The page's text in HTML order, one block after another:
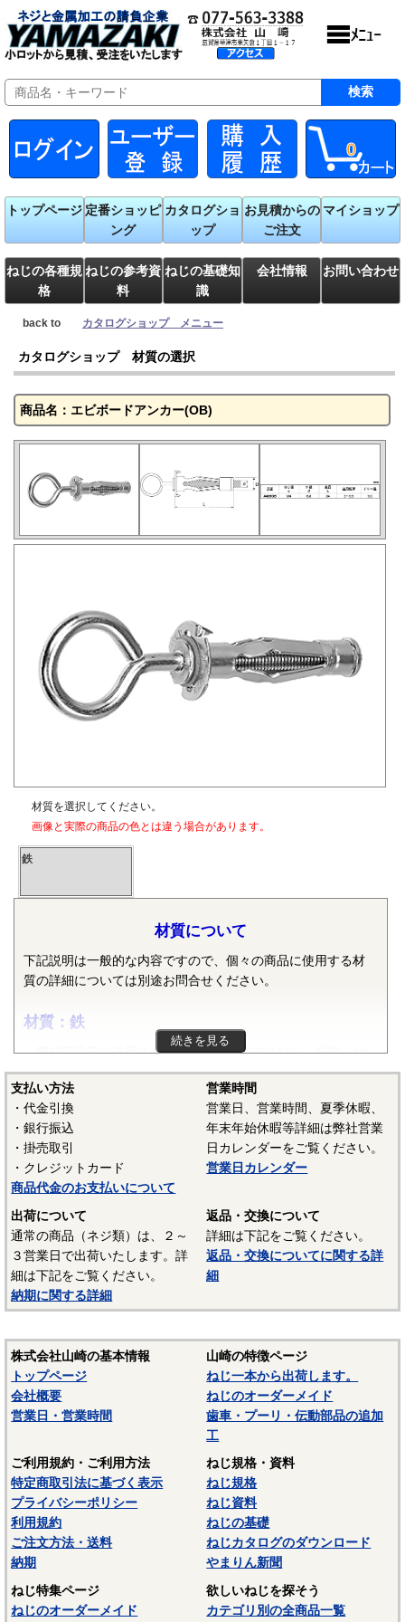
0
トップページ 定番ショッピ
ング
カタログショ
ップ
お見積からの
ご注文
マイショップ
ねじの各種規
格
ねじの参考資
料
ねじの基礎知
識
会社情報 お問い合わせ
back to カタログショップ メニュー
カタログショップ 材質の選択
商品名：エビボードアンカー(OB)
材質を選択してください。
画像と実際の商品の色とは違う場合があります。
鉄
材質について
下記説明は一般的な内容ですので、個々の商品に使用する材
質の詳細については別途お問合せください。
材質：鉄
機械部品等に使用される鉄は純粋な鉄ではなく、炭素・ケ
イ素・マンガン・リン・硫黄等の元素が含まれた普通鋼や普
通鋼に特殊な元素が加えられた特殊鋼が使用されます。ボル
ト、小ねじ、タッピンねじ、ナット、リベット等では冷間圧
造用炭素鋼線（SWCH）がよく使用されます。平座金等は冷
間圧延鋼板（SPCC）等、ばね座金等は硬鋼線（SWRH）等、
スプリングピンや歯付き座金等はみがき特殊帯鋼（S60CM～
S70CM）等でメーカーや製品毎で様々な材質が使用されてい
ます。当サイトでは特定の材質表記がない場合は、これらの
鉄鋼材料を一般名称の「鉄」と表記しています。
－－－－－－－－－－－－－－－
☆ねじに使用される材料については下記ページにも掲載して
います。ご参照ください。
〇鉄鋼材料
〇ステンレス材料
続きを見る
支払い方法
・代金引換
・銀行振込
・掛売取引
・クレジットカード
商品代金のお支払いについて
営業時間
営業日、営業時間、夏季休暇、
年末年始休暇等詳細は弊社営業
日カレンダーをご覧ください。
営業日カレンダー
出荷について
通常の商品（ネジ類）は、２～
３営業日で出荷いたします。詳
細は下記をご覧ください。
納期に関する詳細
返品・交換について
詳細は下記をご覧ください。
返品・交換についてに関する詳
細
株式会社山崎の基本情報
トップページ
会社概要
営業日・営業時間
山崎の特徴ページ
ねじ一本から出荷します。
ねじのオーダーメイド
歯車・プーリ・伝動部品の追加
工
ご利用規約・ご利用方法
特定商取引法に基づく表示
プライバシーポリシー
利用規約
ご注文方法・送料
納期
ねじ規格・資料
ねじ規格
ねじ資料
ねじの基礎
ねじカタログのダウンロード
やまりん新聞
ねじ特集ページ
ねじのオーダーメイド
欲しいねじを探そう
カテゴリ別の全商品一覧